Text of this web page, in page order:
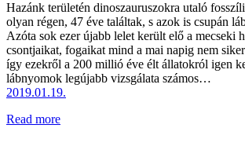
Hazánk területén dinoszauruszokra utaló
olyan régen, 47 éve találtak, s azok is csupán
Azóta sok ezer újabb lelet került elő a mecseki
csontjaikat, fogaikat mind a mai napig nem
így ezekről a 200 millió éve élt állatokról igen
lábnyomok legújabb vizsgálata számos…
2019.01.19.
Read more